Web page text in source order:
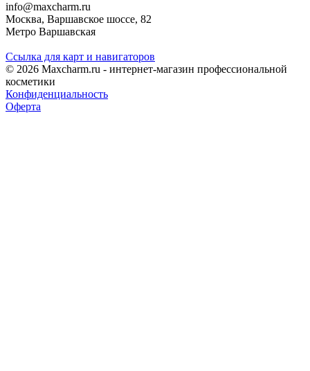
info@maxcharm.ru
Москва, Варшавское шоссе, 82
Метро Варшавская
Ссылка для карт и навигаторов
© 2026 Maxcharm.ru - интернет-магазин профессиональной
косметики
Конфиденциальность
Оферта